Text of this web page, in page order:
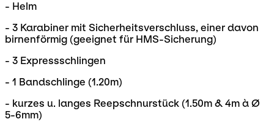
- Helm
- 3 Karabiner mit Sicherheitsverschluss, einer davon
birnenförmig (geeignet für HMS-Sicherung)
- 3 Expressschlingen
- 1 Bandschlinge (1.20m)
- kurzes u. langes Reepschnurstück (1.50m & 4m à Ø
5-6mm)